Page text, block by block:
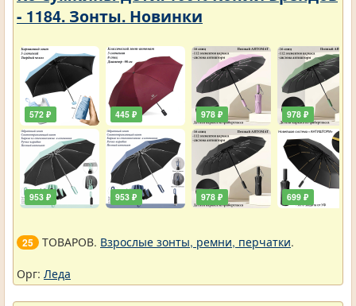
- 1184. Зонты. Новинки
572 ₽
953 ₽
445 ₽
953 ₽
978 ₽
978 ₽
978 ₽
699 ₽
25 ТОВАРОВ. Взрослые зонты, ремни, перчатки.
Орг: Леда